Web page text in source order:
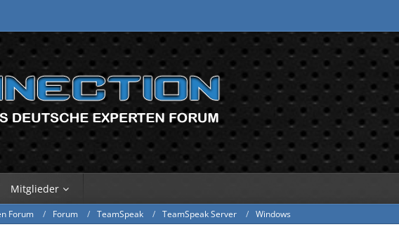
Mitglieder
Forum Forum TeamSpeak TeamSpeak Server Windows